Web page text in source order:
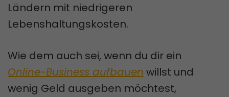
Ländern mit niedrigeren
Lebenshaltungskosten.
Wie dem auch sei, wenn du dir ein
Online-Business aufbauen willst und
wenig Geld ausgeben möchtest,